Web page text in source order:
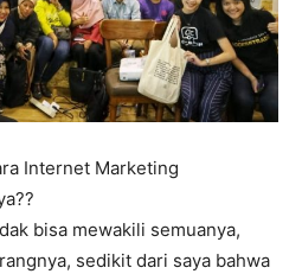
Internet Marketing
bisa mewakili semuanya,
sedikit dari saya bahwa